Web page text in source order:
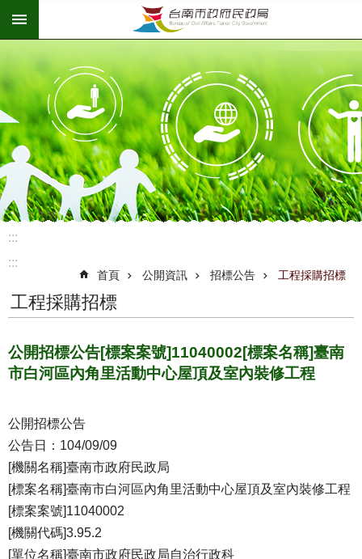
跳到主要內容區塊
:::
:::
首頁 公開資訊 招標公告 工程採購招標
工程採購招標
公開招標公告[標案案號]11040002[標案名稱]臺南
市白河區內角里活動中心屋頂及室內裝修工程
公開招標公告
公告日：104/09/09
[機關名稱]臺南市政府民政局
[標案名稱]臺南市白河區內角里活動中心屋頂及室內裝修工程
[標案案號]11040002
[機關代碼]3.95.2
[單位名稱]臺南市政府民政局自治行政科